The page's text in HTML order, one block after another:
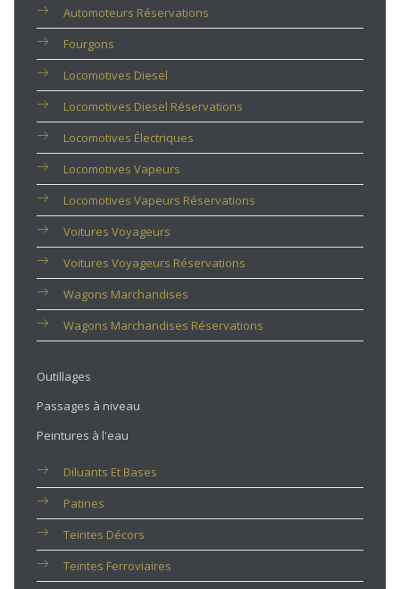
Automoteurs Réservations
Fourgons
Locomotives Diesel
Locomotives Diesel Réservations
Locomotives Électriques
Locomotives Vapeurs
Locomotives Vapeurs Réservations
Voitures Voyageurs
Voitures Voyageurs Réservations
Wagons Marchandises
Wagons Marchandises Réservations
Outillages
Passages à niveau
Peintures à l'eau
Diluants Et Bases
Patines
Teintes Décors
Teintes Ferroviaires